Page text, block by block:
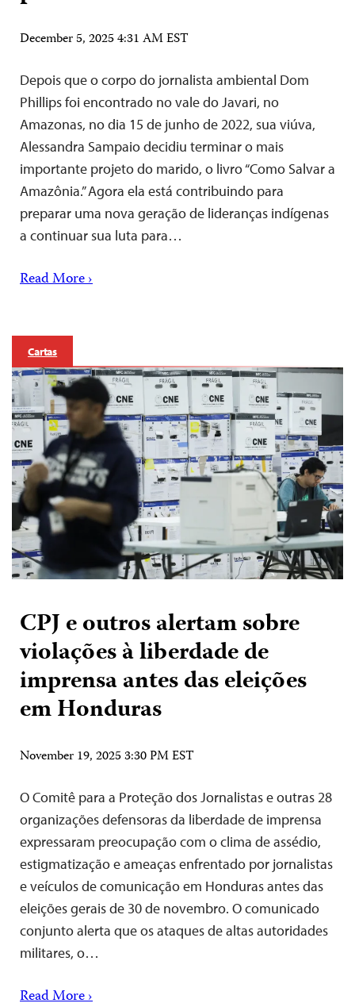
December 5, 2025 4:31 AM EST
Depois que o corpo do jornalista ambiental Dom
Phillips foi encontrado no vale do Javari, no
Amazonas, no dia 15 de junho de 2022, sua viúva,
Alessandra Sampaio decidiu terminar o mais
importante projeto do marido, o livro “Como Salvar a
Amazônia.” Agora ela está contribuindo para
preparar uma nova geração de lideranças indígenas
a continuar sua luta para…
Read More ›
Cartas
CPJ e outros alertam sobre
violações à liberdade de
imprensa antes das eleições
em Honduras
November 19, 2025 3:30 PM EST
O Comitê para a Proteção dos Jornalistas e outras 28
organizações defensoras da liberdade de imprensa
expressaram preocupação com o clima de assédio,
estigmatização e ameaças enfrentado por jornalistas
e veículos de comunicação em Honduras antes das
eleições gerais de 30 de novembro. O comunicado
conjunto alerta que os ataques de altas autoridades
militares, o…
Read More ›